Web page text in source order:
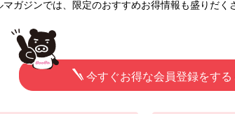
マガジンでは、限定のおすすめお得情報も盛りだく
今すぐお得な会員登録をする